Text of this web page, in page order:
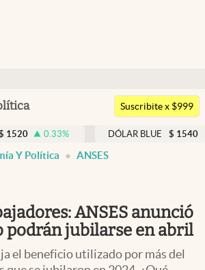
Argentina
Uruguay
Suscribite x $999
% DÓLAR BLUE $ 1540 -0.32%
Y Política ANSES
ANSES anunció
podrán jubilarse en abril
el beneficio utilizado por más del